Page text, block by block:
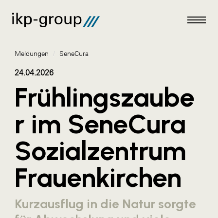
Meldungen
AKTUELLES
ACO
ALEX Krems
Amazon Web Services
AustroCel Hallein
Meldungen / SeneCura
24.04.2026
Frühlingszaube
r im SeneCura
Sozialzentrum
Frauenkirchen
Kurzausflug in die Natur sorgte